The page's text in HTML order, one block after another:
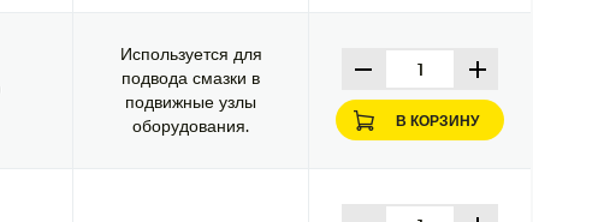
Используется для
подвода смазки в
подвижные узлы
оборудования.
В КОРЗИНУ